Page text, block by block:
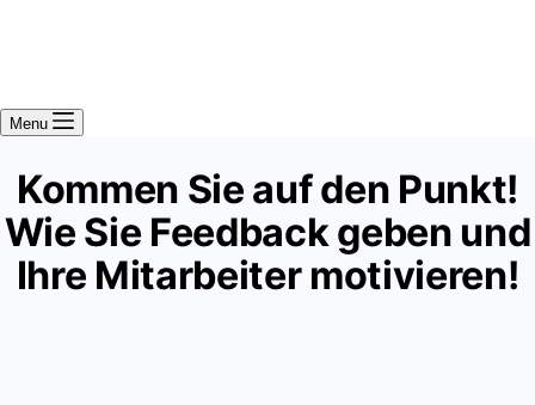
Menu
Kommen Sie auf den Punkt!
Wie Sie Feedback geben und
Ihre Mitarbeiter motivieren!